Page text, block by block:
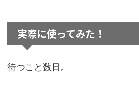
実際に使ってみた！
待つこと数日。